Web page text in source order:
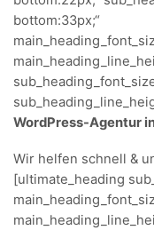
bottom:33px;“
WordPress-Agentur
Wir helfen schnell &
[ultimate_heading